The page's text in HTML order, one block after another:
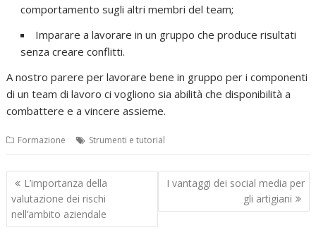
comportamento sugli altri membri del team;
Imparare a lavorare in un gruppo che produce risultati
senza creare conflitti.
A nostro parere per lavorare bene in gruppo per i componenti
di un team di lavoro ci vogliono sia abilità che disponibilità a
combattere e a vincere assieme.
Formazione Strumenti e tutorial
Navigazione
articoli
L’importanza della
valutazione dei rischi
nell’ambito aziendale
I vantaggi dei social media per
gli artigiani